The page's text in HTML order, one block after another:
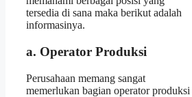
tersedia di sana maka berikut adalah
informasinya.
a. Operator Produksi
Perusahaan memang sangat
memerlukan bagian operator produksi